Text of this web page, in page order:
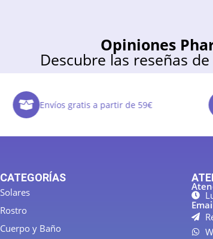
Opiniones
Descubre las reseñas
Envíos gratis a partir de 59€
CATEGORÍAS
Solares
Rostro
Cuerpo y Baño